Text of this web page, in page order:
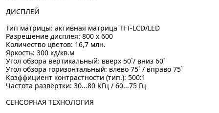
ДИСПЛЕЙ
Тип матрицы: активная матрица TFT-LCD/LED
Разрешение дисплея: 800 х 600
Количество цветов: 16,7 млн.
Яркость: 300 кд/кв.м
Угол обзора вертикальный: вверх 50`/ вниз 60`
Угол обзора горизонтальный: влево 75` / вправо 75`
Коэффициент контрастности (тип.): 500:1
Частота развёртки: 30...80 КГц / 60...75 Гц
СЕНСОРНАЯ ТЕХНОЛОГИЯ